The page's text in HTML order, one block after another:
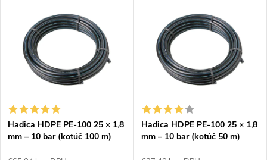
u
k
t
Najpredávanejšie
Abecedne
d
u
k
Hadica HDPE PE-100 25 × 1,8
mm – 10 bar (kotúč 100 m)
Hadica HDPE PE-100 25 × 1,8
mm – 10 bar (kotúč 50 m)